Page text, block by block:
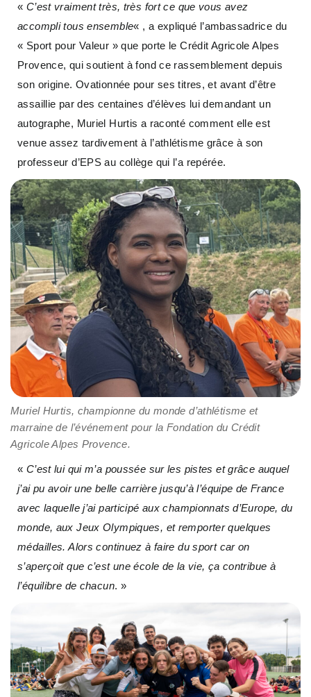
« C’est vraiment très, très fort ce que vous avez
accompli tous ensemble« , a expliqué l’ambassadrice du
« Sport pour Valeur » que porte le Crédit Agricole Alpes
Provence, qui soutient à fond ce rassemblement depuis
son origine. Ovationnée pour ses titres, et avant d’être
assaillie par des centaines d’élèves lui demandant un
autographe, Muriel Hurtis a raconté comment elle est
venue assez tardivement à l’athlétisme grâce à son
professeur d’EPS au collège qui l’a repérée.
Muriel Hurtis, championne du monde d’athlétisme et
marraine de l’événement pour la Fondation du Crédit
Agricole Alpes Provence.
« C’est lui qui m’a poussée sur les pistes et grâce auquel
j’ai pu avoir une belle carrière jusqu’à l’équipe de France
avec laquelle j’ai participé aux championnats d’Europe, du
monde, aux Jeux Olympiques, et remporter quelques
médailles. Alors continuez à faire du sport car on
s’aperçoit que c’est une école de la vie, ça contribue à
l’équilibre de chacun. »